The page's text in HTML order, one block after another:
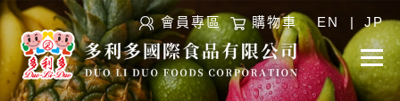
會員專區 購物車 EN JP